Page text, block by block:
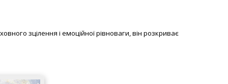
зцілення і емоційної рівноваги, він розкриває